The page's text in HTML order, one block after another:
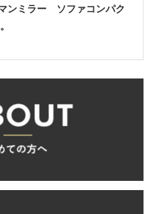
ンミラー ソファコンパク